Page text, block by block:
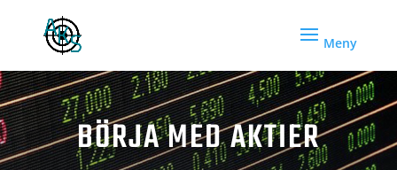
BÖRJA MED AKTIER